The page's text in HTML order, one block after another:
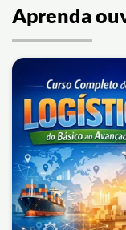
Aprenda